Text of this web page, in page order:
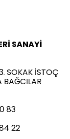
SANAYİ
SOKAK İSTOÇ
BAĞCILAR
83
22